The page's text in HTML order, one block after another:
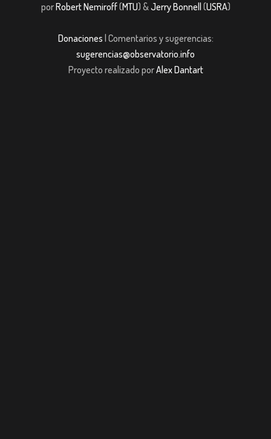
porRobert Nemiroff(MTU) &Jerry Bonnell (USRA)
Donaciones | Comentarios y sugerencias:
sugerencias@observatorio.info
Proyecto realizado porAlex Dantart